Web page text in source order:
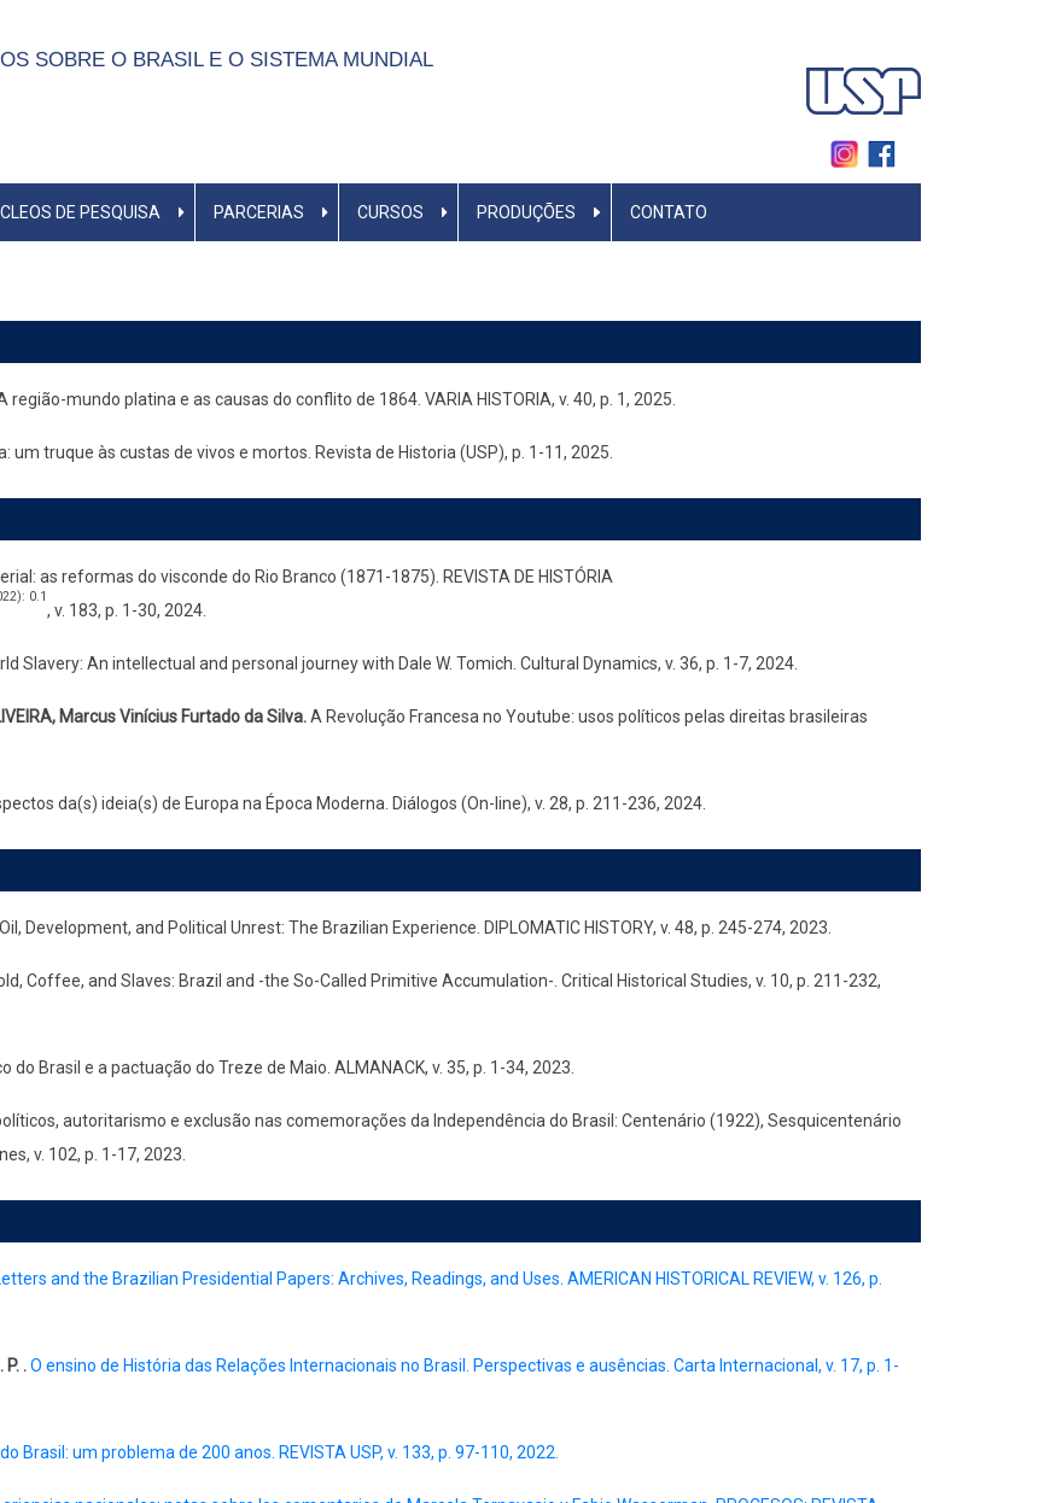
SOBRE O BRASIL E O SISTEMA MUNDIAL
DE PESQUISA PARCERIAS CURSOS PRODUÇÕES CONTATO
mundo platina e as causas do conflito de 1864. VARIA HISTORIA, v. 40, p. 1, 2025.
um truque às custas de vivos e mortos. Revista de Historia (USP), p. 1-11, 2025.
as reformas do visconde do Rio Branco (1871-1875). REVISTA DE HISTÓRIA
, v. 183, p. 1-30, 2024.
Slavery: An intellectual and personal journey with Dale W. Tomich. Cultural Dynamics, v. 36, p. 1-7, 2024.
Marcus Vinícius Furtado da Silva.A Revolução Francesa no Youtube: usos políticos pelas direitas brasileiras
da(s) ideia(s) de Europa na Época Moderna. Diálogos (On-line), v. 28, p. 211-236, 2024.
Development, and Political Unrest: The Brazilian Experience. DIPLOMATIC HISTORY, v. 48, p. 245-274, 2023.
Coffee, and Slaves: Brazil and -the So-Called Primitive Accumulation-. Critical Historical Studies, v. 10, p. 211-232,
do Brasil e a pactuação do Treze de Maio. ALMANACK, v. 35, p. 1-34, 2023.
autoritarismo e exclusão nas comemorações da Independência do Brasil: Centenário (1922), Sesquicentenário
v. 102, p. 1-17, 2023.
and the Brazilian Presidential Papers: Archives, Readings, and Uses. AMERICAN HISTORICAL REVIEW, v. 126, p.
P. .O ensino de História das Relações Internacionais no Brasil. Perspectivas e ausências. Carta Internacional, v. 17, p. 1-
Brasil: um problema de 200 anos. REVISTA USP, v. 133, p. 97-110, 2022.